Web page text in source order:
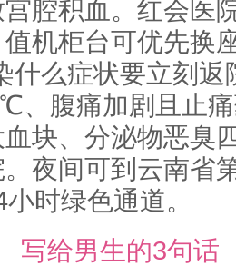
腔积血。红会医
机柜台可优先换
什么症状要立刻返
、腹痛加剧且止
块、分泌物恶臭
夜间可到云南省
时绿色通道。
写给男生的3句话